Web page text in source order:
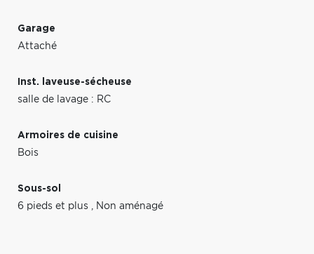
Garage
Attaché
Inst. laveuse-sécheuse
salle de lavage : RC
Armoires de cuisine
Bois
Sous-sol
6 pieds et plus , Non aménagé